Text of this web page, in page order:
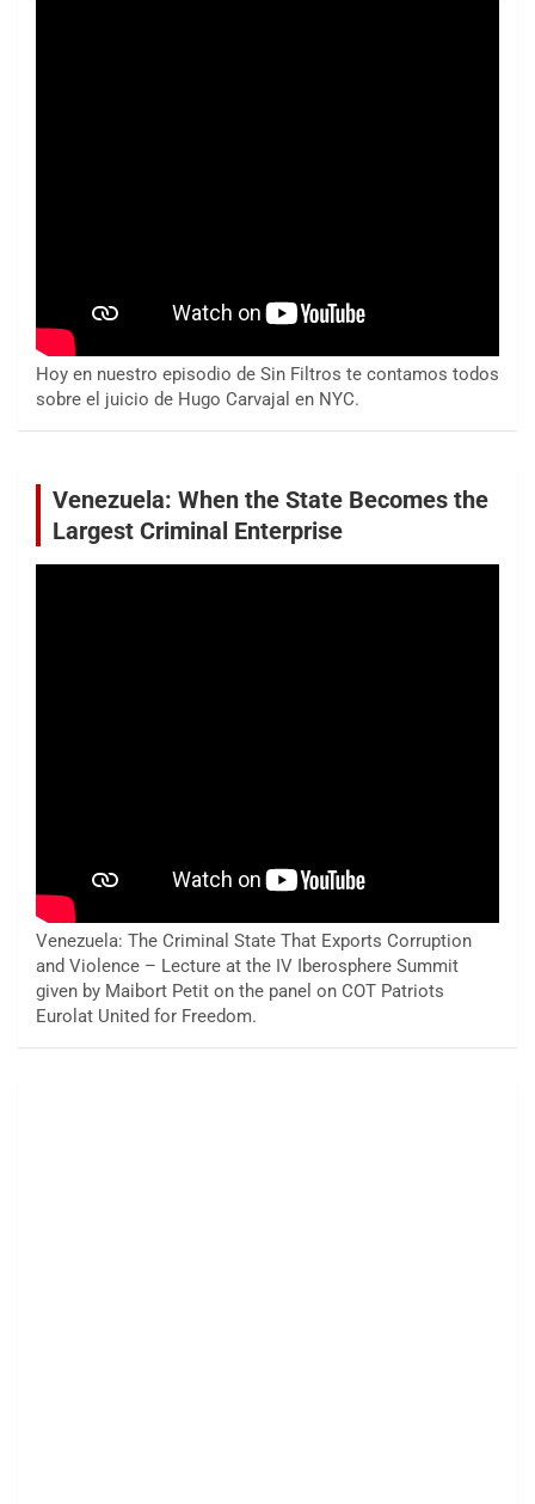
Hoy en nuestro episodio de Sin Filtros te contamos todos
sobre el juicio de Hugo Carvajal en NYC.
Venezuela: When the State Becomes the
Largest Criminal Enterprise
Venezuela: The Criminal State That Exports Corruption
and Violence – Lecture at the IV Iberosphere Summit
given by Maibort Petit on the panel on COT Patriots
Eurolat United for Freedom.